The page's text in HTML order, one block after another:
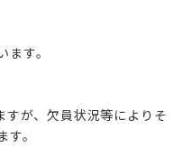
す。
すが、欠員状況等によりそ
。